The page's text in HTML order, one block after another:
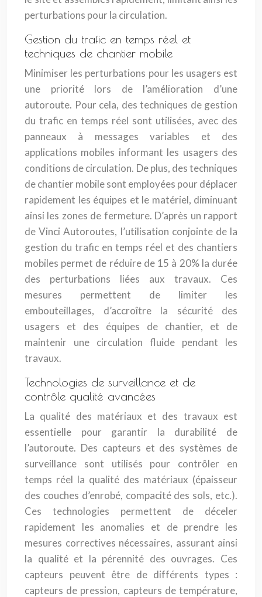
perturbations pour la circulation.
Gestion du trafic en temps réel et
techniques de chantier mobile
Minimiser les perturbations pour les usagers est
une priorité lors de l’amélioration d’une
autoroute. Pour cela, des techniques de gestion
du trafic en temps réel sont utilisées, avec des
panneaux à messages variables et des
applications mobiles informant les usagers des
conditions de circulation. De plus, des techniques
de chantier mobile sont employées pour déplacer
rapidement les équipes et le matériel, diminuant
ainsi les zones de fermeture. D’après un rapport
de Vinci Autoroutes, l’utilisation conjointe de la
gestion du trafic en temps réel et des chantiers
mobiles permet de réduire de 15 à 20% la durée
des perturbations liées aux travaux. Ces
mesures permettent de limiter les
embouteillages, d’accroître la sécurité des
usagers et des équipes de chantier, et de
maintenir une circulation fluide pendant les
travaux.
Technologies de surveillance et de
contrôle qualité avancées
La qualité des matériaux et des travaux est
essentielle pour garantir la durabilité de
l’autoroute. Des capteurs et des systèmes de
surveillance sont utilisés pour contrôler en
temps réel la qualité des matériaux (épaisseur
des couches d’enrobé, compacité des sols, etc.).
Ces technologies permettent de déceler
rapidement les anomalies et de prendre les
mesures correctives nécessaires, assurant ainsi
la qualité et la pérennité des ouvrages. Ces
capteurs peuvent être de différents types :
capteurs de pression, capteurs de température,